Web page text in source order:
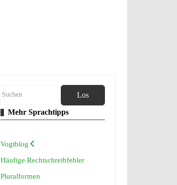
Los
Mehr Sprachtipps
Vogtblog
Häufige Rechtschreibfehler
Pluralformen